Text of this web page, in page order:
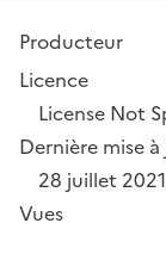
Producteur
Licence
License Not
Dernière mise
28 juillet 2021
Vues